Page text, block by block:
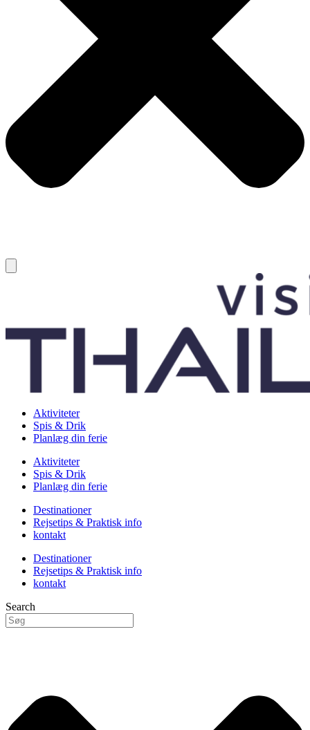
Aktiviteter
Spis & Drik
Planlæg din ferie
Aktiviteter
Spis & Drik
Planlæg din ferie
Destinationer
Rejsetips & Praktisk info
kontakt
Destinationer
Rejsetips & Praktisk info
kontakt
Search